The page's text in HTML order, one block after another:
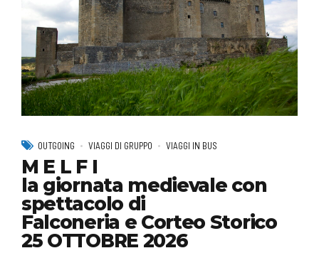
OUTGOING VIAGGI DI GRUPPO VIAGGI IN BUS
M E L F I
la giornata medievale con
spettacolo di
Falconeria e Corteo Storico
25 OTTOBRE 2026